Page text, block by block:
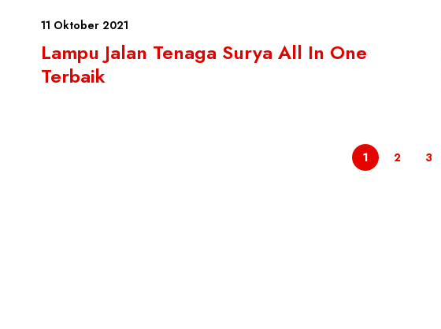
11 Oktober 2021
Lampu Jalan Tenaga Surya All In One
Terbaik
1 2 3